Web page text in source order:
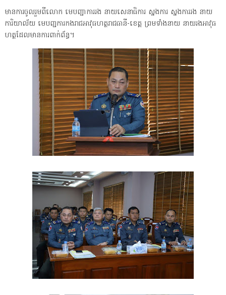
មានការចូលរួមពីលោក មេបញ្ជាការរង នាយសេនាធិការ ស្នងការ ស្នងការរង នាយ
ការិយាល័យ មេបញ្ជការកងរាជអាវុធហត្ថរាជធានី-ខេត្ត ព្រមទាំងនាយ នាយរងអាវុធ
ហត្ថដែលមានការពាក់ព័ន្ធ។